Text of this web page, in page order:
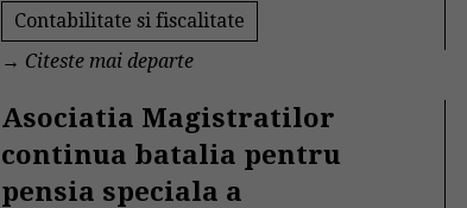
Contabilitate si fiscalitate
→ Citeste mai departe
Asociatia Magistratilor
continua batalia pentru
pensia speciala a